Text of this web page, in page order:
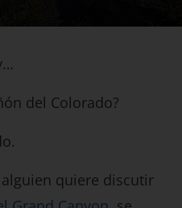
del Colorado?
quiere discutir